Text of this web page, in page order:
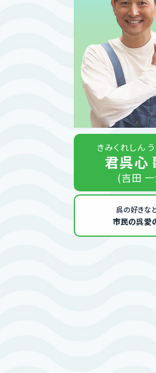
きみくれしん
君呉心
(吉田
呉の好きな
市民の呉愛